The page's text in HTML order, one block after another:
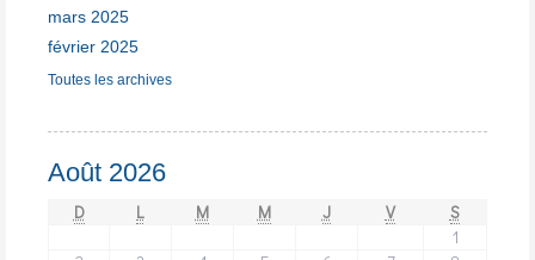
mars 2025
février 2025
Toutes les archives
Août 2026
D L M M J V
S
1